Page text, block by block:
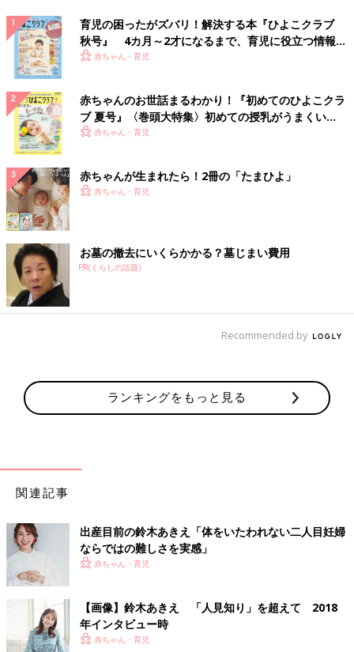
原因がわかるようになってきたこと。泣く場面が減り、母子とも
ハッピーにすごせる時間が増えたと言います。
外への興味を持ち始めた息子くんとの外出の機会も増え、最近で
はベビー教室などにも積極的に出かけているのだそう。でもそこ
は初対面のママと、どのように打ち解けているのでしょうか？
す。だけどママ同士なら、子どもという大きな共通点がある。子
どもをきっかけにして、自分からどんどん話しかけています」
「昔の私は家族や仲のいい友人以外には、自分から話しかけるタ
ん）
天真爛漫な印象が強いですが、受け身な性格を克服できたのは芸
能活動を始めてからなんだそう。
「高校3年生で仕事を始めた当時は、初めての現場で出会う大人
にどう接していいかわからなくて、当時のマネージャーさんの後
ろに隠れていました。王様のブランチで初めてのゲストの方に何
育児の困ったがズバリ！解決する本『ひよこクラブ
秋号』 4カ月～2才になるまで、育児に役立つ情報が
いっぱい！
赤ちゃん・育児
赤ちゃんのお世話まるわかり！『初めてのひよこクラ
ブ 夏号』〈巻頭大特集〉初めての授乳がうまくい
く！ おっぱい・ミルクの基本と夏のトラブル 解決テ
赤ちゃん・育児
赤ちゃんが生まれたら！2冊の「たまひよ」
赤ちゃん・育児
お墓の撤去にいくらかかる？墓じまい費用
PR(くらしの話題)
Recommended by
ランキングをもっと見る
関連記事
出産目前の鈴木あきえ「体をいたわれない二人目妊婦
ならではの難しさを実感」
赤ちゃん・育児
【画像】鈴木あきえ 「人見知り」を超えて 2018
年インタビュー時
赤ちゃん・育児